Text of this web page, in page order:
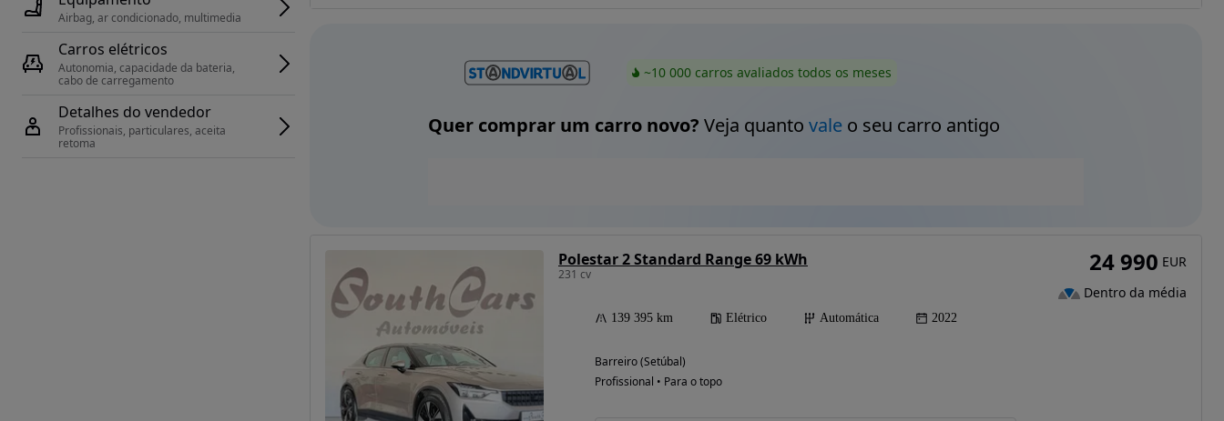
Airbag, ar condicionado, multimedia
Carros elétricos
Autonomia, capacidade da bateria,
cabo de carregamento
Detalhes do vendedor
Profissionais, particulares, aceita
retoma
~10 000 carros avaliados todos os meses
Quer comprar um carro novo? Veja quanto valeo seu carro antigo
Polestar 2 Standard Range 69 kWh
231 cv
139 395 km Elétrico Automática 2022
Barreiro (Setúbal)
Profissional • Para o topo
24 990 EUR
Dentro da média